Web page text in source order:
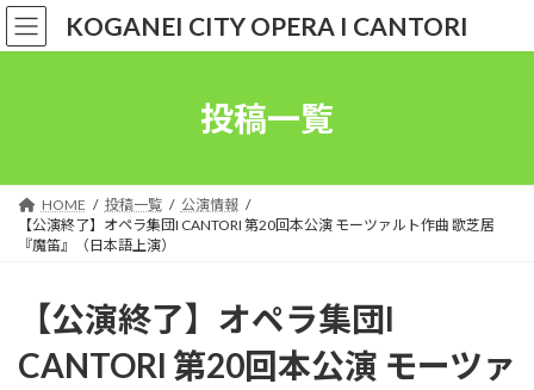
コ
ン
ナ
ビ
KOGANEI CITY OPERA I CANTORI
投稿一覧
HOME 投稿一覧
公演情報
【公演終了】オペラ集団I CANTORI 第20回本公演 モーツァルト作曲 歌芝居
『魔笛』（日本語上演）
【公演終了】オペラ集団I
CANTORI 第20回本公演 モーツァ